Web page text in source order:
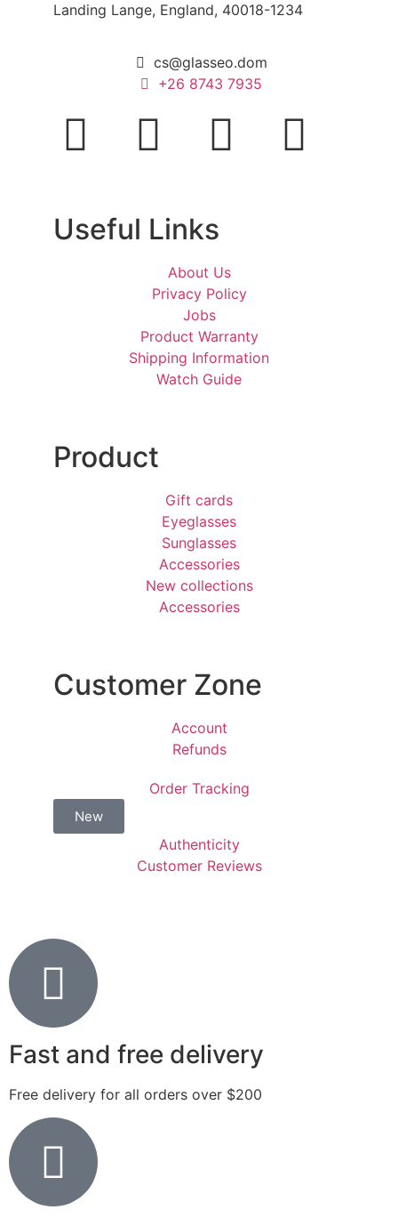
Landing Lange, England, 40018-1234
cs@glasseo.dom
+26 8743 7935
Useful Links
About Us
Privacy Policy
Jobs
Product Warranty
Shipping Information
Watch Guide
Product
Gift cards
Eyeglasses
Sunglasses
Accessories
New collections
Accessories
Customer Zone
Account
Refunds
Order Tracking
New
Authenticity
Customer Reviews
Fast and free delivery
Free delivery for all orders over $200